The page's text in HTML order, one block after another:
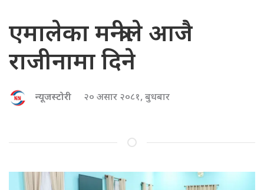
एमालेका मन्त्रीले आजै
राजीनामा दिने
न्यूजस्टोरी २० असार २०८१, बुधबार